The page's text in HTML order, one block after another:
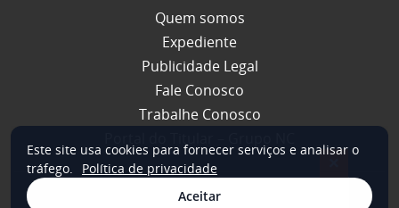
Quem somos
Expediente
Publicidade Legal
Fale Conosco
Trabalhe Conosco
Este site usa cookies para fornecer serviços e analisar o
tráfego.
Política de privacidade
Aceitar